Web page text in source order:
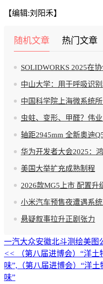
【编辑:刘阳禾】
随机文章 热门文章
SOLIDWORKS 2025在协
中山大学：用于呼吸识别和非接触式人
中国科学院上海微系统所开发出
虫蛀、变形、甲醛？伟业
轴距2945mm 全新奥迪
华为开发者大会2025：鸿
美国大举扩充成熟制程
2026款MG5上市 配置升
小米汽车预售夜遭遇系
悬疑叙事拉升正剧张力
一汽大众安徽北斗测绘美图
<< （第八届进博会）“洋
味”,（第八届进博会）“洋
味”